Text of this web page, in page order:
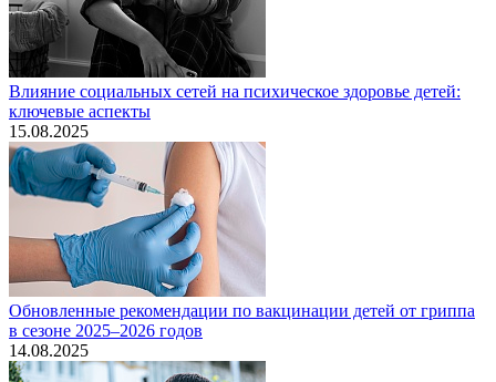
Влияние социальных сетей на психическое здоровье детей:
ключевые аспекты
15.08.2025
Обновленные рекомендации по вакцинации детей от гриппа
в сезоне 2025–2026 годов
14.08.2025